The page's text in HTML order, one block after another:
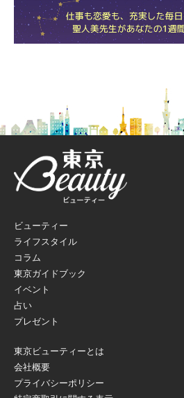
ビューティー
ライフスタイル
コラム
東京ガイドブック
イベント
占い
プレゼント
東京ビューティーとは
会社概要
プライバシーポリシー